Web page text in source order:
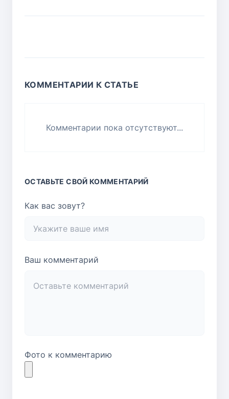
КОММЕНТАРИИ К СТАТЬЕ
Комментарии пока отсутствуют...
ОСТАВЬТЕ СВОЙ КОММЕНТАРИЙ
Как вас зовут?
Ваш комментарий
Фото к комментарию